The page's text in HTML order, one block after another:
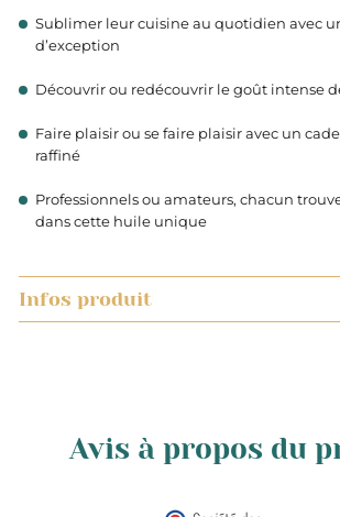
Sublimer leur cuisine au quotidien avec
d’exception
Découvrir ou redécouvrir le goût intense
Faire plaisir ou se faire plaisir avec un
raffiné
Professionnels ou amateurs, chacun
dans cette huile unique
Infos produit
Avis à propos du